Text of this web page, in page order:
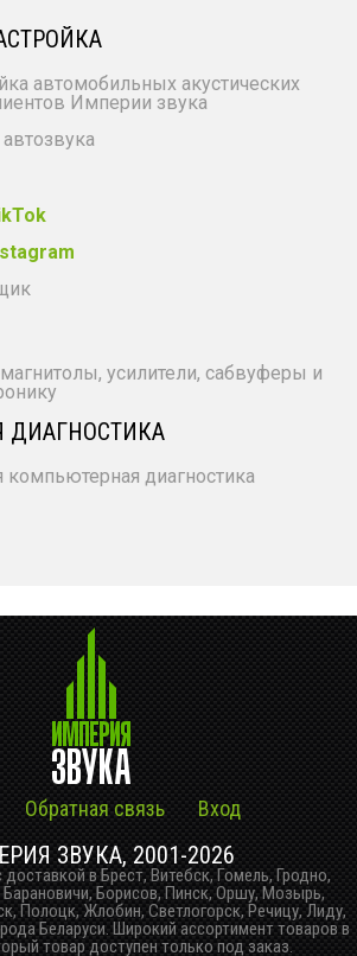
автомобильных акустических
Империи звука
усилители, сабвуферы и
ДИАГНОСТИКА
диагностика
Обратная связь Вход
ЗВУКА, 2001-2026
в Брест, Витебск, Гомель, Гродно,
Барановичи, Борисов, Пинск, Оршу, Мозырь,
Полоцк, Жлобин, Светлогорск, Речицу, Лиду,
Беларуси. Широкий ассортимент товаров в
товар доступен только под заказ.